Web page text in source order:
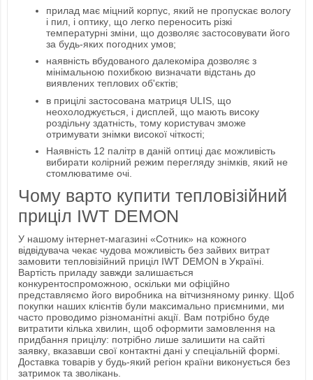
прилад має міцний корпус, який не пропускає вологу
і пил, і оптику, що легко переносить різкі
температурні зміни, що дозволяє застосовувати його
за будь-яких погодних умов;
наявність вбудованого далекоміра дозволяє з
мінімальною похибкою визначати відстань до
виявлених теплових об'єктів;
в прицілі застосована матриця ULIS, що
неохолоджується, і дисплей, що мають високу
роздільну здатність, тому користувач зможе
отримувати знімки високої чіткості;
Наявність 12 палітр в даній оптиці дає можливість
вибирати колірний режим перегляду знімків, який не
стомлюватиме очі.
Чому варто купити тепловізійний
приціл IWT DEMON
У нашому інтернет-магазині «Сотник» на кожного
відвідувача чекає чудова можливість без зайвих витрат
замовити тепловізійний приціл IWT DEMON в Україні.
Вартість приладу завжди залишається
конкурентоспроможною, оскільки ми офіційно
представляємо його виробника на вітчизняному ринку. Щоб
покупки наших клієнтів були максимально приємними, ми
часто проводимо різноманітні акції. Вам потрібно буде
витратити кілька хвилин, щоб оформити замовлення на
придбання прицілу: потрібно лише залишити на сайті
заявку, вказавши свої контактні дані у спеціальній формі.
Доставка товарів у будь-який регіон країни виконується без
затримок та зволікань.